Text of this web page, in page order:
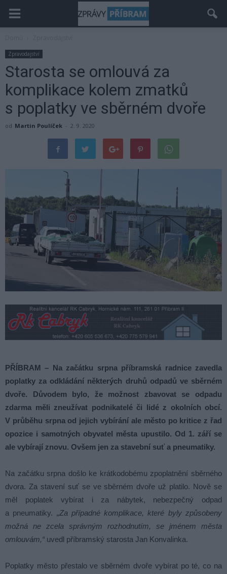
Zpravodajství
Starosta se omlouvá za
komplikace kolem zmatků
s poplatky ve sběrném dvoře
od Martin Poulíček - 2. 9. 2020
PŘÍBRAM – Na začátku srpna příbramská radnice zavedla
poplatky za odkládání některých druhů odpadů ve sběrném
dvoře. Důvodem bylo, že možnost zbavovat se odpadu
zdarma měli zneužívat podnikatelé či lidé z okolních obcí.
V průběhu srpna od jejich vybírání ale město po kritice z řad
opozice i samotných obyvatel města upustilo. Od 1. září se
ale vybírají znovu. Ovšem jen za stavební suť a pneumatiky.
Na začátku srpna došlo ke krátkodobému zpoplatnění sběrného
dvora. Za stavení suť se ve sběrném dvoře už platilo. Nově se
měl poplatek vybírat i za nábytek, nebezpečný odpad
a pneumatiky. „Za případné komplikace, které byly způsobeny
možná ne zcela správným rozhodnutím, se jménem města
omlouvám,“ uvedl příbramský starosta Jan Konvalinka.
Poplatky město přestalo ve sběrném dvoře vybírat po té, co na